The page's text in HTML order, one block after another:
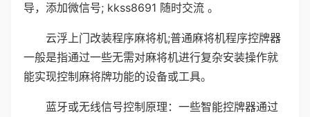
导，添加微信号; kkss8691 随时交流 。
云浮上门改装程序麻将机;普通麻将机程序控牌器
一般是指通过一些无需对麻将机进行复杂安装操作就
能实现控制麻将牌功能的设备或工具。
蓝牙或无线信号控制原理：一些智能控牌器通过